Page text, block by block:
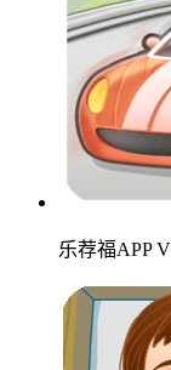
乐荐福APP